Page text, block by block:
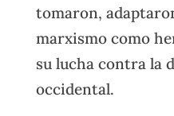
tomaron,
marxismo como
su lucha contra la
occidental.